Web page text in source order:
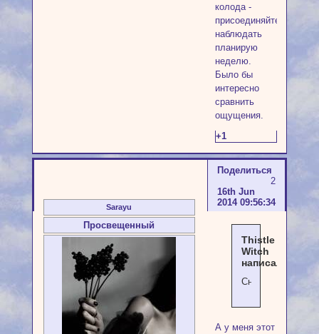
колода -
присоединяйтесь,
наблюдать
планирую
неделю.
Было бы
интересно
сравнить
ощущения.
+1
Поделиться
2
16th Jun
2014 09:56:34
Sarayu
Просвещенный
Thistle
Witch
написал(а):
Сновидец
А у меня этот